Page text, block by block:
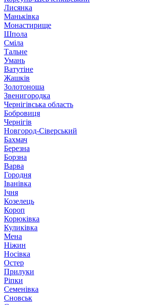
Лисянка
Маньківка
Монастирище
Шпола
Сміла
Тальне
Умань
Ватутіне
Жашків
Золотоноша
Звенигородка
Чернігівська область
Бобровиця
Чернігів
Новгород-Сіверський
Бахмач
Березна
Борзна
Варва
Городня
Іванівка
Ічня
Козелець
Короп
Корюківка
Куликівка
Мена
Ніжин
Носівка
Остер
Прилуки
Ріпки
Семенівка
Сновськ